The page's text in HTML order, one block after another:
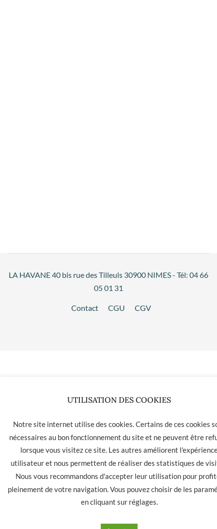
LA HAVANE 40 bis rue des Tilleuls 30900 NIMES - Tél: 04 66
05 01 31
Contact CGU CGV
UTILISATION DES COOKIES
Notre site internet utilise des cookies. Certains de ces cookies
nécessaires au bon fonctionnement du site et ne peuvent être
lorsque vous visitez ce site. Les autres améliorent
utilisateur et nous permettent de réaliser des statistiques de
Nous vous recommandons d'accepter leur utilisation pour
pleinement de votre navigation. Vous pouvez choisir de les
en cliquant sur réglages.